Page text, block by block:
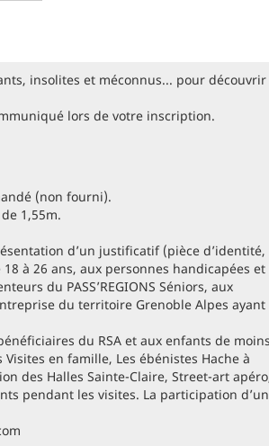
insolites et méconnus... pour découvrir
lors de votre inscription.
(non fourni).
1,55m.
d’un justificatif (pièce d’identité,
à 26 ans, aux personnes handicapées
du PASS’REGIONS Séniors, aux
du territoire Grenoble Alpes ayant
du RSA et aux enfants de
en famille, Les ébénistes Hache à
des Halles Sainte-Claire, Street-art
pendant les visites. La participation d’un